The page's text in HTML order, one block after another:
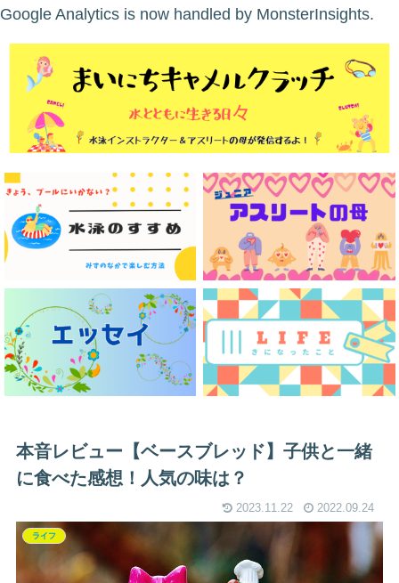
Google Analytics is now handled by MonsterInsights.
本音レビュー【ベースブレッド】子供と一緒
に食べた感想！人気の味は？
2023.11.22 2022.09.24
ライフ